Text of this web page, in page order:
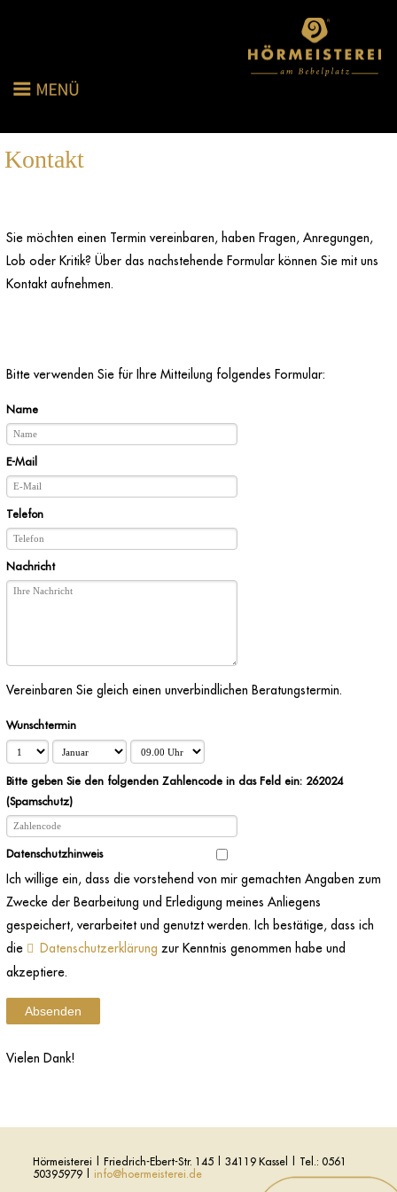
Kontakt
Sie möchten einen Termin vereinbaren, haben Fragen, Anregungen,
Lob oder Kritik? Über das nachstehende Formular können Sie mit uns
Kontakt aufnehmen.
Bitte verwenden Sie für Ihre Mitteilung folgendes Formular:
Name
E-Mail
Telefon
Nachricht
Vereinbaren Sie gleich einen unverbindlichen Beratungstermin.
Wunschtermin
Bitte geben Sie den folgenden Zahlencode in das Feld ein: 262024
(Spamschutz)
Datenschutzhinweis
Ich willige ein, dass die vorstehend von mir gemachten Angaben zum
Zwecke der Bearbeitung und Erledigung meines Anliegens
gespeichert, verarbeitet und genutzt werden. Ich bestätige, dass ich
die
Datenschutzerklärung zur Kenntnis genommen habe und
akzeptiere.
Absenden
Vielen Dank!
Hörmeisterei | Friedrich-Ebert-Str. 145 | 34119 Kassel | Tel.: 0561
50395979 | info@hoermeisterei.de